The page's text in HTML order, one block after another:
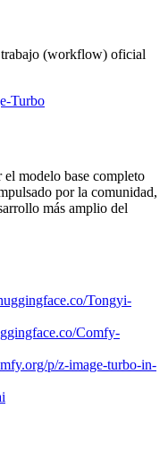
trabajo (workflow) oficial
Turbo
modelo base completo
por la comunidad,
más amplio del
Tongyi-
Comfy-
p/z-image-turbo-in-